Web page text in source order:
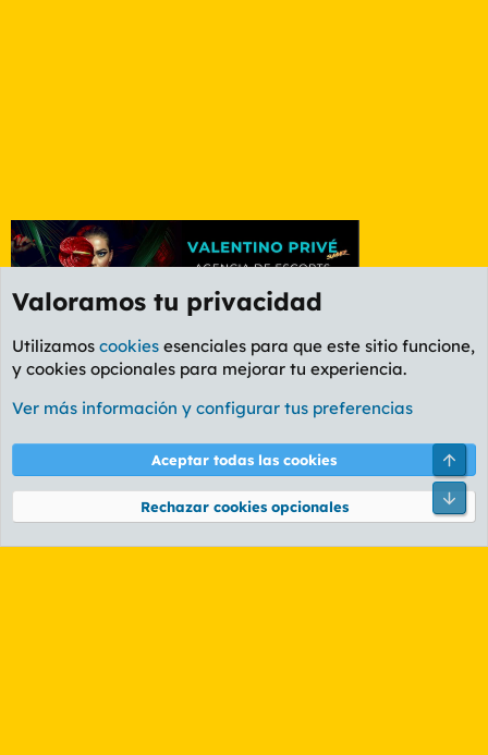
Etiquetas
Cookies
PL OLDSTYLE AMARILLO
Términos y reglas Política de privacidad Ayuda
Community platform by XenForo® © 2010-2026 XenForo Ltd.
Valoramos tu privacidad
Utilizamos cookies esenciales para que este sitio funcione,
y cookies opcionales para mejorar tu experiencia.
Ver más información y configurar tus preferencias
Aceptar todas las cookies
Rechazar cookies opcionales
Pie